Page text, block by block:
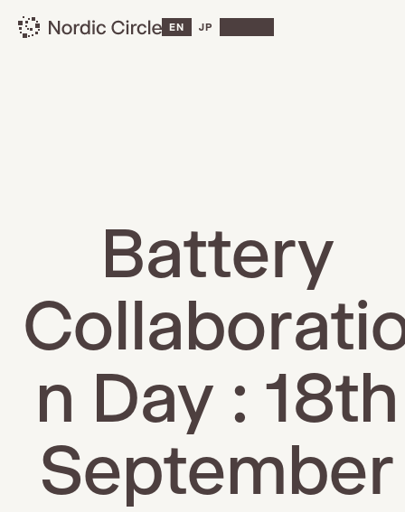
EN JP
Battery
n Day : 18th
September